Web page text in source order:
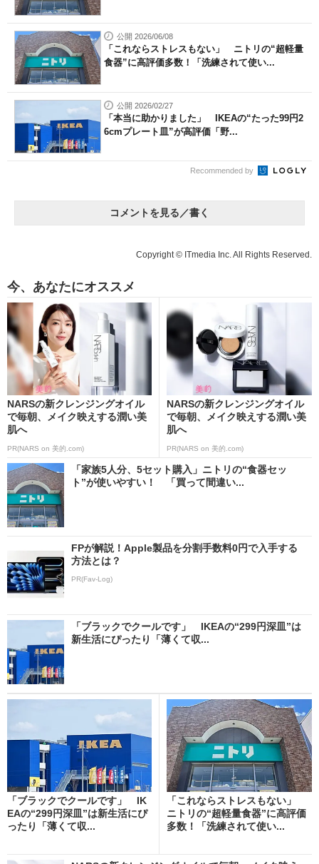
公開 2026/06/08
「これならストレスもない」 ニトリの“超軽量
食器”に高評価多数！「洗練されて使い...
公開 2026/02/27
「本当に助かりました」 IKEAの“たった99円2
6cmプレート皿”が高評価「野...
Recommended by
コメントを見る／書く
Copyright © ITmedia Inc. All Rights Reserved.
今、あなたにオススメ
NARSの新クレンジングオイル
で毎朝、メイク映えする潤い美
肌へ
PR(NARS on 美的.com)
NARSの新クレンジングオイル
で毎朝、メイク映えする潤い美
肌へ
PR(NARS on 美的.com)
「家族5人分、5セット購入」ニトリの“食器セッ
ト”が使いやすい！ 「買って間違い...
FPが解説！Apple製品を分割手数料0円で入手する
方法とは？
PR(Fav-Log)
「ブラックでクールです」 IKEAの“299円深皿”は
新生活にぴったり「薄くて収...
「ブラックでクールです」 IK
EAの“299円深皿”は新生活にぴ
ったり「薄くて収...
「これならストレスもない」
ニトリの“超軽量食器”に高評価
多数！「洗練されて使い...